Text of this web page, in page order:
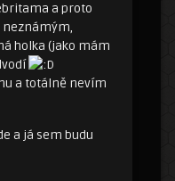
a proto
neznámým,
holka (jako mám
a totálně nevím
a já sem budu